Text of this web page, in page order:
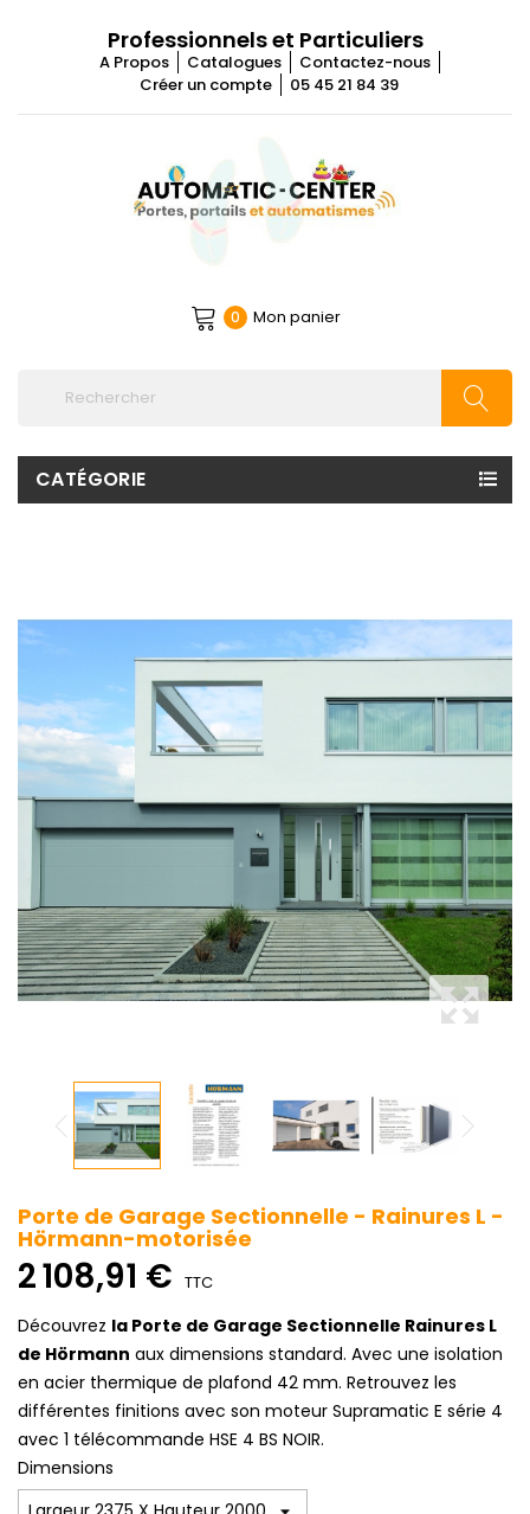
Professionnels et Particuliers
A Propos Catalogues
Contactez-nous
Créer un compte
05 45 21 84 39
0 Mon panier
CATÉGORIE
Porte de Garage Sectionnelle - Rainures L -
Hörmann-motorisée
2 108,91 € TTC
Découvrez la Porte de Garage Sectionnelle Rainures L
de Hörmann aux dimensions standard. Avec une isolation
en acier thermique de plafond 42 mm. Retrouvez les
différentes finitions avec son moteur Supramatic E série 4
avec 1 télécommande HSE 4 BS NOIR.
Dimensions